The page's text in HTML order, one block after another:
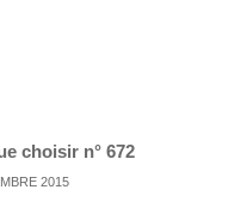
choisir n° 672
2015